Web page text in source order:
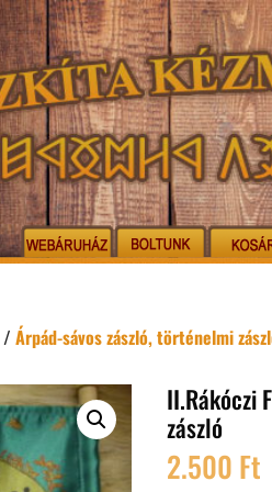
/Árpád-sávos zászló, történelmi
II.Rákóczi
zászló
2.500 Ft